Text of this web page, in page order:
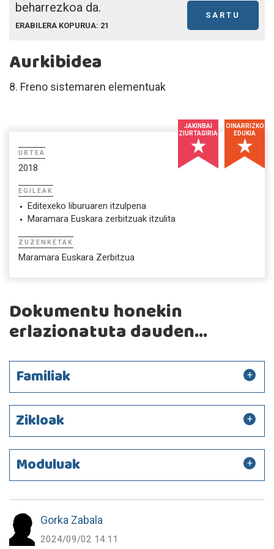
beharrezkoa da.
SARTU
ERABILERA KOPURUA: 21
Aurkibidea
8. Freno sistemaren elementuak
JAKINBAI
ZIURTAGIRIA
OINARRIZKO
EDUKIA
URTEA
2018
EGILEAK
Editexeko liburuaren itzulpena
Maramara Euskara zerbitzuak itzulita
ZUZENKETAK
Maramara Euskara Zerbitzua
Dokumentu honekin
erlazionatuta dauden...
Familiak
Zikloak
Moduluak
Gorka Zabala
2024/09/02 14:11